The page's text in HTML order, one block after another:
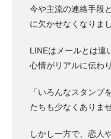
今や主流の連絡手段
に欠かせなくなりまし
LINEはメールとは違
心情がリアルに伝わ
「いろんなスタンプ
たちも少なくありませ
しかし一方で、恋人